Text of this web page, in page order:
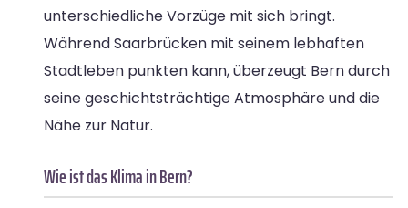
unterschiedliche Vorzüge mit sich bringt.
Während Saarbrücken mit seinem lebhaften
Stadtleben punkten kann, überzeugt Bern durch
seine geschichtsträchtige Atmosphäre und die
Nähe zur Natur.
Wie ist das Klima in Bern?